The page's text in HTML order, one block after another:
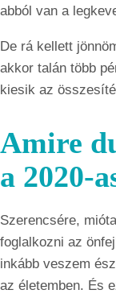
abból van a
De rá kellett
akkor talán több
kiesik az
Amire
a 2020-
Szerencsére,
foglalkozni az
inkább veszem
az életemben. És